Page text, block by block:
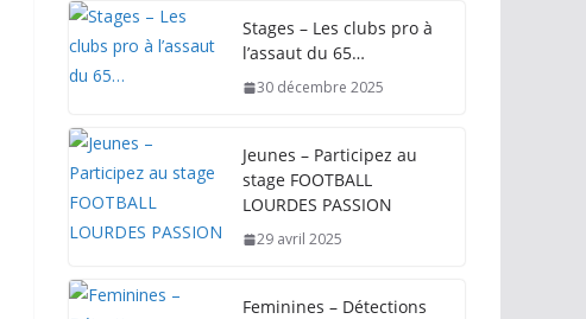
Stages – Les clubs pro à
l’assaut du 65…
30 décembre 2025
Jeunes – Participez au
stage FOOTBALL
LOURDES PASSION
29 avril 2025
Feminines – Détections